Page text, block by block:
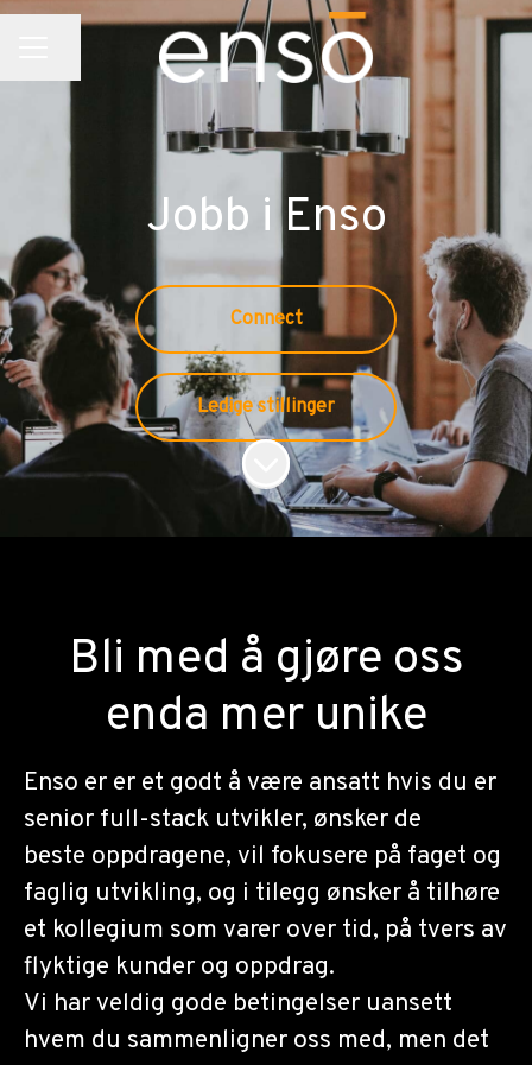
KARRIEREMENY
Jobb i Enso
Connect
Ledige stillinger
Bla til innholdet
Bli med å gjøre oss
enda mer unike
Enso er er et godt å være ansatt hvis du er
senior full-stack utvikler, ønsker de
beste oppdragene, vil fokusere på faget og
faglig utvikling, og i tilegg ønsker å tilhøre
et kollegium som varer over tid, på tvers av
flyktige kunder og oppdrag.
Vi har veldig gode betingelser uansett
hvem du sammenligner oss med, men det